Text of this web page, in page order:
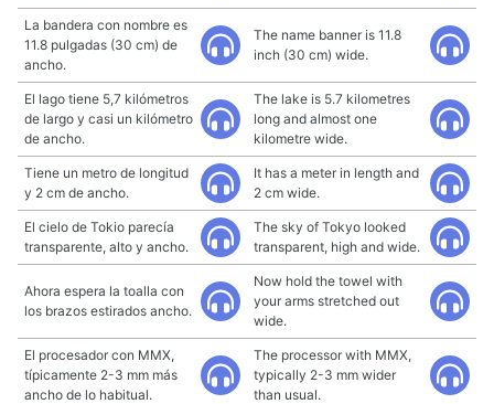
La bandera con nombre es
11.8 pulgadas (30 cm) de
ancho.
The name banner is 11.8
inch (30 cm) wide.
El lago tiene 5,7 kilómetros
de largo y casi un kilómetro
de ancho.
The lake is 5.7 kilometres
long and almost one
kilometre wide.
Tiene un metro de longitud
y 2 cm de ancho.
It has a meter in length and
2 cm wide.
El cielo de Tokio parecía
transparente, alto y ancho.
The sky of Tokyo looked
transparent, high and wide.
Ahora espera la toalla con
los brazos estirados ancho.
Now hold the towel with
your arms stretched out
wide.
El procesador con MMX,
típicamente 2-3 mm más
ancho de lo habitual.
The processor with MMX,
typically 2-3 mm wider
than usual.